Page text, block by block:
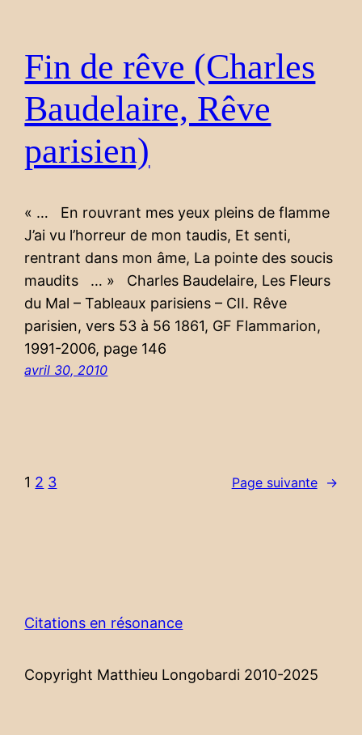
Fin de rêve (Charles
Baudelaire, Rêve
parisien)
« … En rouvrant mes yeux pleins de flamme
J’ai vu l’horreur de mon taudis, Et senti,
rentrant dans mon âme, La pointe des soucis
maudits … » Charles Baudelaire, Les Fleurs
du Mal – Tableaux parisiens – CII. Rêve
parisien, vers 53 à 56 1861, GF Flammarion,
1991-2006, page 146
avril 30, 2010
1 2 3 Page suivante →
Citations en résonance
Copyright Matthieu Longobardi 2010-2025